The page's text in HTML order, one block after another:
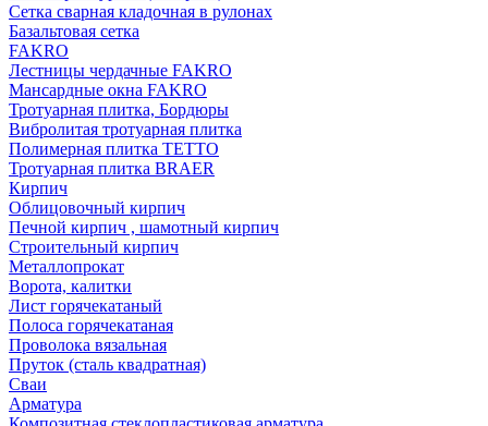
Сетка сварная кладочная в рулонах
Базальтовая сетка
FAKRO
Лестницы чердачные FAKRO
Мансардные окна FAKRO
Тротуарная плитка, Бордюры
Вибролитая тротуарная плитка
Полимерная плитка TETTO
Тротуарная плитка BRAER
Кирпич
Облицовочный кирпич
Печной кирпич , шамотный кирпич
Строительный кирпич
Металлопрокат
Ворота, калитки
Лист горячекатаный
Полоса горячекатаная
Проволока вязальная
Пруток (сталь квадратная)
Сваи
Арматура